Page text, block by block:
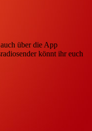
über die App
könnt ihr euch